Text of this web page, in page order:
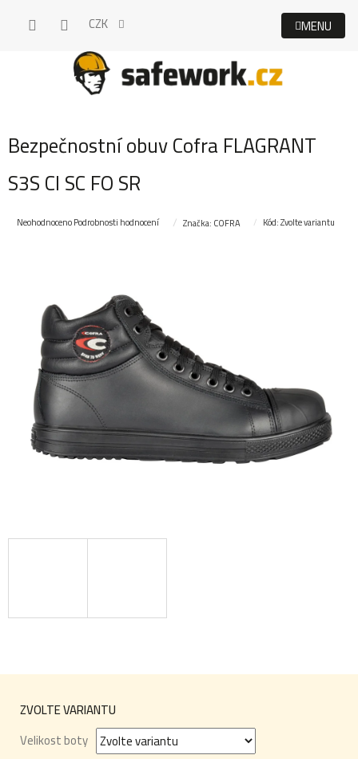
CZK
Bezpečnostní obuv Cofra FLAGRANT
S3S CI SC FO SR
Průměrné
hvězdiček.
NeohodnocenoPodrobnosti hodnocení Značka: COFRA Kód:Zvolte variantu
ZVOLTE VARIANTU
Velikost boty